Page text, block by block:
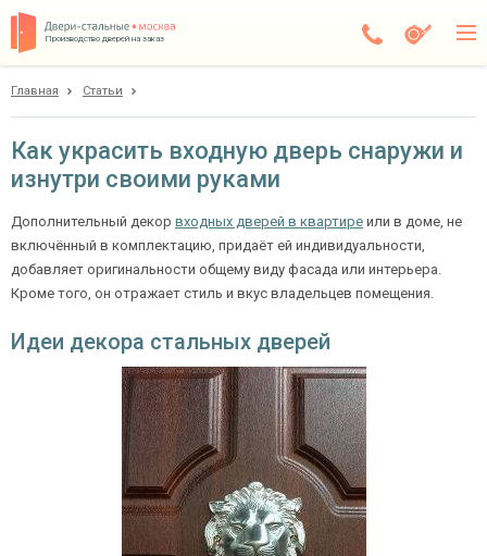
Производство дверей на заказ
Доставка
Установка
Галерея
Покупателям
О компании
Контакты
Главная Статьи
Как украсить входную дверь снаружи и
изнутри своими руками
Дополнительный декор входных дверей в квартире или в доме, не
включённый в комплектацию, придаёт ей индивидуальности,
добавляет оригинальности общему виду фасада или интерьера.
Кроме того, он отражает стиль и вкус владельцев помещения.
Идеи декора стальных дверей